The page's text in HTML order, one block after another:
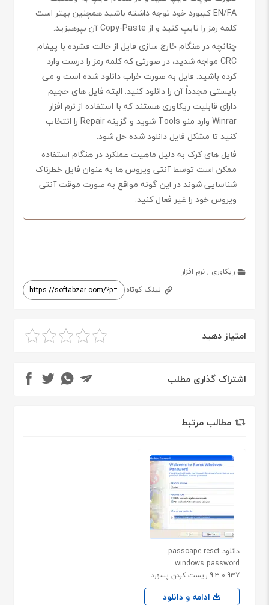
EN/FA کیبورد خود توجه داشته باشید همچنین بهتر است
کلمه رمز را تایپ کنید و از Copy-Paste آن بپرهیزید.
چنانچه در هنگام خارج سازی فایل از حالت فشرده با پیغام
CRC مواجه شدید، در صورتی که کلمه رمز را درست وارد
کرده باشید. فایل به صورت خراب دانلود شده است و می
بایستی مجدداً آن را دانلود کنید. البته فایل های حجیم
دارای قابلیت ریکاوری هستند که با استفاده از نرم افزار
Winrar وارد منو Tools شوید و گزینه Repair را انتخاب
کنید تا مشکل فایل دانلود شده حل شود.
فایل های کرک به دلیل ماهیت عملکرد در هنگام استفاده
ممکن است توسط آنتی ویروس ها به عنوان فایل خطرناک
شناسایی شوند در این گونه مواقع به صورت موقت آنتی
ویروس خود را غیر فعال کنید.
ریکاوری ,نرم افزار
لینک کوتاه
امتیاز دهید
اشتراک گذاری مطلب
مطالب مرتبط
دانلود passcape reset
windows password
9.3.0.937 ریست کردن پسورد
ویندوز
ادامه و دانلود